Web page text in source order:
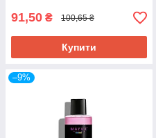
91,50 ₴ 100,65 ₴
Купити
–9%